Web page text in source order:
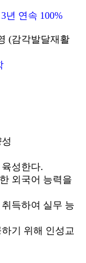
년 연속 100%
(감각발달재활
성한다.
외국어 능력을
득하여 실무 능
기 위해 인성교